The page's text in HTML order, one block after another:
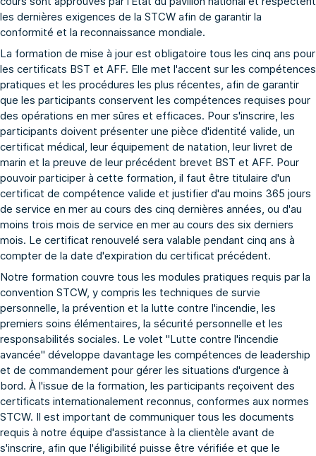
les dernières exigences de la STCW afin de garantir la
conformité et la reconnaissance mondiale.
La formation de mise à jour est obligatoire tous les cinq ans pour
les certificats BST et AFF. Elle met l'accent sur les compétences
pratiques et les procédures les plus récentes, afin de garantir
que les participants conservent les compétences requises pour
des opérations en mer sûres et efficaces. Pour s'inscrire, les
participants doivent présenter une pièce d'identité valide, un
certificat médical, leur équipement de natation, leur livret de
marin et la preuve de leur précédent brevet BST et AFF. Pour
pouvoir participer à cette formation, il faut être titulaire d'un
certificat de compétence valide et justifier d'au moins 365 jours
de service en mer au cours des cinq dernières années, ou d'au
moins trois mois de service en mer au cours des six derniers
mois. Le certificat renouvelé sera valable pendant cinq ans à
compter de la date d'expiration du certificat précédent.
Notre formation couvre tous les modules pratiques requis par la
convention STCW, y compris les techniques de survie
personnelle, la prévention et la lutte contre l'incendie, les
premiers soins élémentaires, la sécurité personnelle et les
responsabilités sociales. Le volet "Lutte contre l'incendie
avancée" développe davantage les compétences de leadership
et de commandement pour gérer les situations d'urgence à
bord. À l'issue de la formation, les participants reçoivent des
certificats internationalement reconnus, conformes aux normes
STCW. Il est important de communiquer tous les documents
requis à notre équipe d'assistance à la clientèle avant de
s'inscrire, afin que l'éligibilité puisse être vérifiée et que le